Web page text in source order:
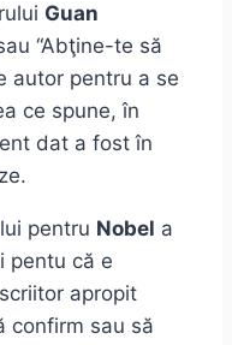
Guan
“Abţine-te să
autor pentru a se
ce spune, în
dat a fost în
pentru Nobel a
pentu că e
apropit
confirm sau să